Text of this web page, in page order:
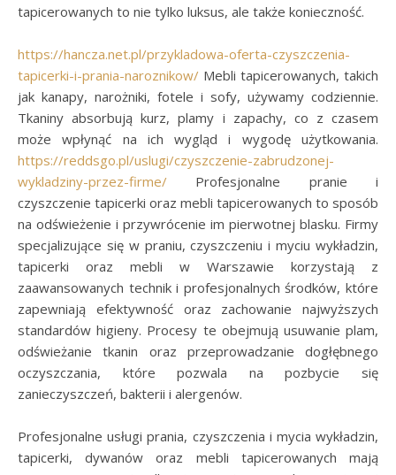
tapicerowanych to nie tylko luksus, ale także konieczność.
https://hancza.net.pl/przykladowa-oferta-czyszczenia-
tapicerki-i-prania-naroznikow/ Mebli tapicerowanych, takich
jak kanapy, narożniki, fotele i sofy, używamy codziennie.
Tkaniny absorbują kurz, plamy i zapachy, co z czasem
może wpłynąć na ich wygląd i wygodę użytkowania.
https://reddsgo.pl/uslugi/czyszczenie-zabrudzonej-
wykladziny-przez-firme/ Profesjonalne pranie i
czyszczenie tapicerki oraz mebli tapicerowanych to sposób
na odświeżenie i przywrócenie im pierwotnej blasku. Firmy
specjalizujące się w praniu, czyszczeniu i myciu wykładzin,
tapicerki oraz mebli w Warszawie korzystają z
zaawansowanych technik i profesjonalnych środków, które
zapewniają efektywność oraz zachowanie najwyższych
standardów higieny. Procesy te obejmują usuwanie plam,
odświeżanie tkanin oraz przeprowadzanie dogłębnego
oczyszczania, które pozwala na pozbycie się
zanieczyszczeń, bakterii i alergenów.
Profesjonalne usługi prania, czyszczenia i mycia wykładzin,
tapicerki, dywanów oraz mebli tapicerowanych mają